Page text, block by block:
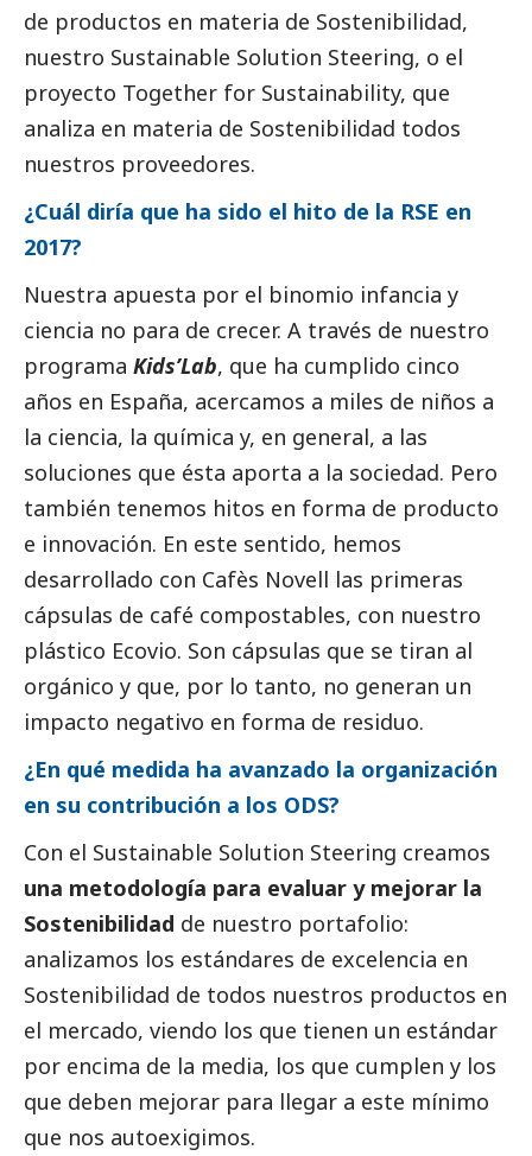
de productos en materia de Sostenibilidad,
nuestro Sustainable Solution Steering, o el
proyecto Together for Sustainability, que
analiza en materia de Sostenibilidad todos
nuestros proveedores.
¿Cuál diría que ha sido el hito de la RSE en
2017?
Nuestra apuesta por el binomio infancia y
ciencia no para de crecer. A través de nuestro
programa Kids’Lab, que ha cumplido cinco
años en España, acercamos a miles de niños a
la ciencia, la química y, en general, a las
soluciones que ésta aporta a la sociedad. Pero
también tenemos hitos en forma de producto
e innovación. En este sentido, hemos
desarrollado con Cafès Novell las primeras
cápsulas de café compostables, con nuestro
plástico Ecovio. Son cápsulas que se tiran al
orgánico y que, por lo tanto, no generan un
impacto negativo en forma de residuo.
¿En qué medida ha avanzado la organización
en su contribución a los ODS?
Con el Sustainable Solution Steering creamos
una metodología para evaluar y mejorar la
Sostenibilidad de nuestro portafolio:
analizamos los estándares de excelencia en
Sostenibilidad de todos nuestros productos en
el mercado, viendo los que tienen un estándar
por encima de la media, los que cumplen y los
que deben mejorar para llegar a este mínimo
que nos autoexigimos.